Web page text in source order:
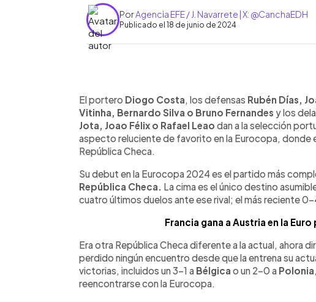
PorAgencia EFE / J. Navarrete | X: @CanchaEDH
Publicado el 18 de junio de 2024
► Escuchar artículo
El portero Diogo Costa , los defensas Rubén Días,
Vitinha, Bernardo Silva o Bruno Fernandes y los
Jota, Joao Félix o Rafael Leao dan a la selección
aspecto reluciente de favorito en la Eurocopa, donde
República Checa.
Su debut en la Eurocopa 2024 es el partido más
República Checa. La cima es el único destino
cuatro últimos duelos ante ese rival; el más reciente
Francia gana a Austria en la
Era otra República Checa diferente a la actual, ahora
perdido ningún encuentro desde que la entrena su
victorias, incluidos un 3-1 a Bélgica o un 2-0 a Polonia
reencontrarse con la Eurocopa.